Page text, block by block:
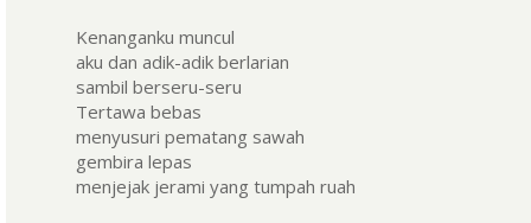
Kenanganku muncul
aku dan adik-adik berlarian
sambil berseru-seru
Tertawa bebas
menyusuri pematang sawah
gembira lepas
menjejak jerami yang tumpah ruah